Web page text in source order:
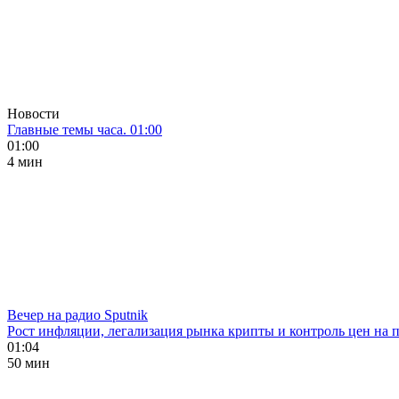
Новости
Главные темы часа. 01:00
01:00
4 мин
Вечер на радио Sputnik
Рост инфляции, легализация рынка крипты и контроль цен на
01:04
50 мин